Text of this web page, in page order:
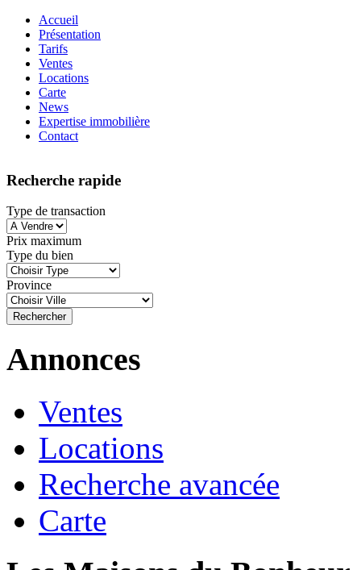
Accueil
Présentation
Tarifs
Ventes
Locations
Carte
News
Expertise immobilière
Contact
Recherche rapide
Type de transaction
Prix maximum
Type du bien
Province
Annonces
Ventes
Locations
Recherche avancée
Carte